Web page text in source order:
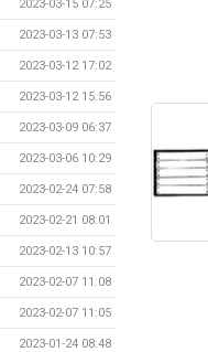
2023-03-15 07:25
2023-03-13 07:53
2023-03-12 17:02
2023-03-12 15:56
2023-03-09 06:37
2023-03-06 10:29
2023-02-24 07:58
2023-02-21 08:01
2023-02-13 10:57
2023-02-07 11:08
2023-02-07 11:05
2023-01-24 08:48